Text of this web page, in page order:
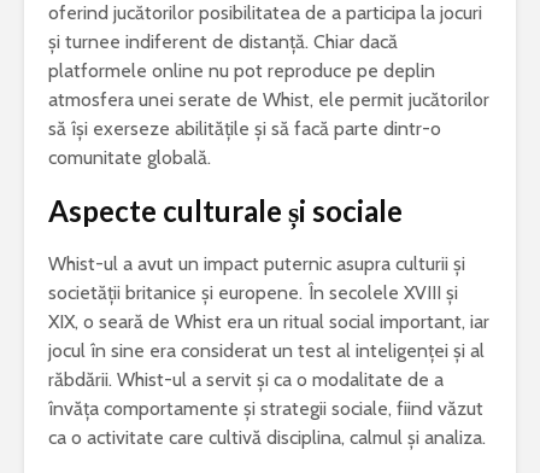
oferind jucătorilor posibilitatea de a participa la jocuri
și turnee indiferent de distanță. Chiar dacă
platformele online nu pot reproduce pe deplin
atmosfera unei serate de Whist, ele permit jucătorilor
să își exerseze abilitățile și să facă parte dintr-o
comunitate globală.
Aspecte culturale și sociale
Whist-ul a avut un impact puternic asupra culturii și
societății britanice și europene. În secolele XVIII și
XIX, o seară de Whist era un ritual social important, iar
jocul în sine era considerat un test al inteligenței și al
răbdării. Whist-ul a servit și ca o modalitate de a
învăța comportamente și strategii sociale, fiind văzut
ca o activitate care cultivă disciplina, calmul și analiza.